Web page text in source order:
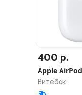
400 р.
Apple
Витебск